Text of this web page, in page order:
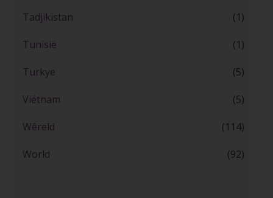
Tadjikistan (1)
Tunisië (1)
Turkye (5)
Viëtnam (5)
Wêreld (114)
World (92)